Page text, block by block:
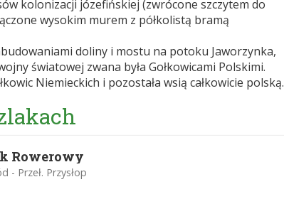
kolonizacji józefińskiej (zwrócone szczytem do
wysokim murem z półkolistą bramą
doliny i mostu na potoku Jaworzynka,
światowej zwana była Gołkowicami Polskimi.
Niemieckich i pozostała wsią całkowicie polską.
Rowerowy
- Przeł. Przysłop